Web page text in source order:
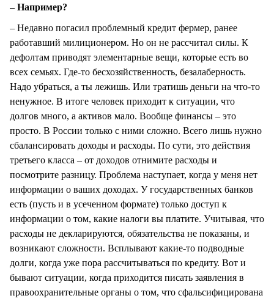
– Например?
– Недавно погасил проблемный кредит фермер, ранее
работавший милиционером. Но он не рассчитал силы. К
дефолтам приводят элементарные вещи, которые есть во
всех семьях. Где-то бесхозяйственность, безалаберность.
Надо убраться, а ты лежишь. Или тратишь деньги на что-то
ненужное. В итоге человек приходит к ситуации, что
долгов много, а активов мало. Вообще финансы – это
просто. В России только с ними сложно. Всего лишь нужно
сбалансировать доходы и расходы. По сути, это действия
третьего класса – от доходов отнимите расходы и
посмотрите разницу. Проблема наступает, когда у меня нет
информации о ваших доходах. У государственных банков
есть (пусть и в усеченном формате) только доступ к
информации о том, какие налоги вы платите. Учитывая, что
расходы не декларируются, обязательства не показаны, и
возникают сложности. Всплывают какие-то подводные
долги, когда уже пора рассчитываться по кредиту. Вот и
бывают ситуации, когда приходится писать заявления в
правоохранительные органы о том, что сфальсифицирована